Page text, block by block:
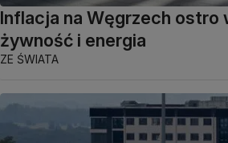
Inflacja na Węgrzech ostro
żywność i energia
ZE ŚWIATA